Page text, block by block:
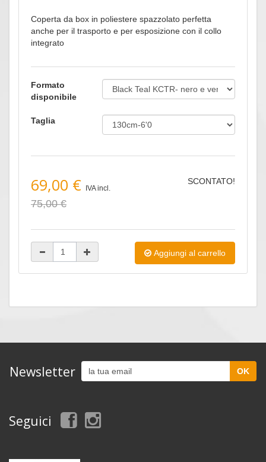
Coperta da box in poliestere spazzolato perfetta
anche per il trasporto e per esposizione con il collo
integrato
Formato
disponibile
Taglia
69,00 € IVA incl.
75,00 €
SCONTATO!
Aggiungi al carrello
Newsletter
Seguici